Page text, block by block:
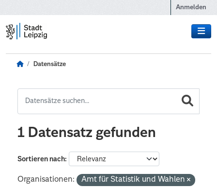
Anmelden
Datensätze
1 Datensatz gefunden
Sortieren nach
Organisationen:
Amt für Statistik und Wahlen